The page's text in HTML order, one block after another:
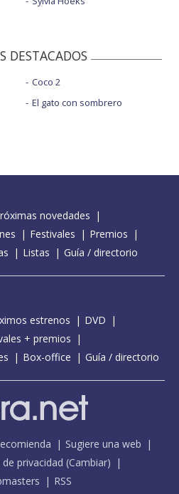
DESTACADOS
Coco 2
El gato con sombrero
novedades
Festivales
Premios
Listas Guía / directorio
estrenos
DVD
+ premios
Box-office Guía / directorio
Sugiere una web
privacidad (Cambiar)
RSS